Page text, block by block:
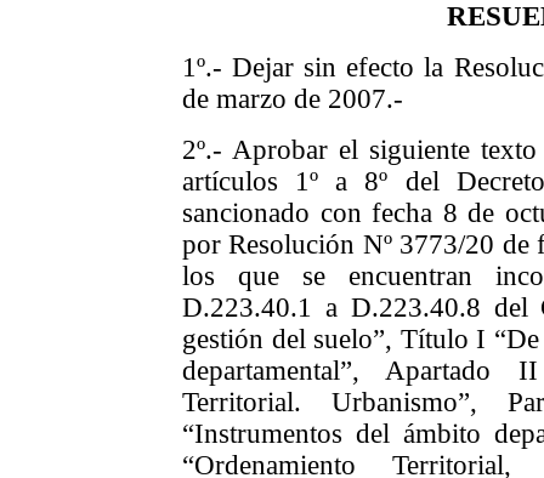
1º.- Dejar sin efecto la
de marzo de 2007.-
2º.- Aprobar el siguiente
artículos 1º a 8º del
sancionado con fecha 8 de
por Resolución Nº 3773/20 de
los que se encuentran
D.223.40.1 a D.223.40.8 del
gestión del suelo”, Título I
departamental”, Apartado
Territorial. Urbanismo”,
“Instrumentos del ámbito
“Ordenamiento